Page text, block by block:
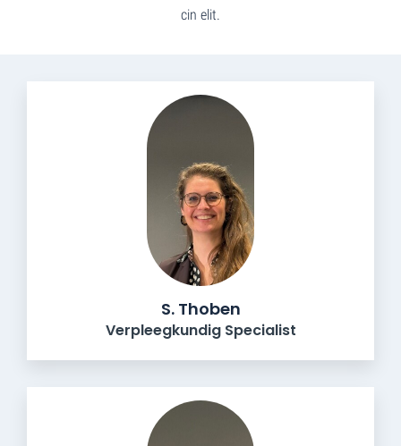
cin elit.
S. Thoben
Verpleegkundig Specialist